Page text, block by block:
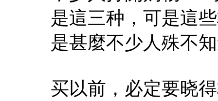
是這三种，可是這
是甚麼不少人殊不
买以前，必定要晓